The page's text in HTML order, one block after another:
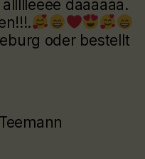
daaaaaa.
oder bestellt